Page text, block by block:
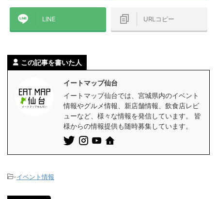
LINE URLコピー
この記事を書いた人
イートマップ仙台
イートマップ仙台では、宮城県内のイベント
情報やグルメ情報、新店舗情報、飲食店レビ
ューなど、様々な情報を発信しています。 皆
様からの情報提供も随時募集しています。
-イベント情報